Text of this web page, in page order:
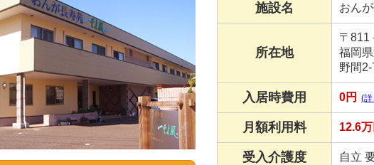
施設名 おん
所在地
〒811
福岡
野間2-
入居時費用 0円 (
月額利用料 12.6万
受入介護度 自立